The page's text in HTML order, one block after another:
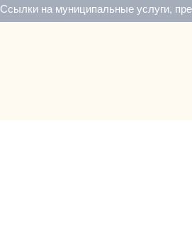
Ссылки на муниципальные услуги,